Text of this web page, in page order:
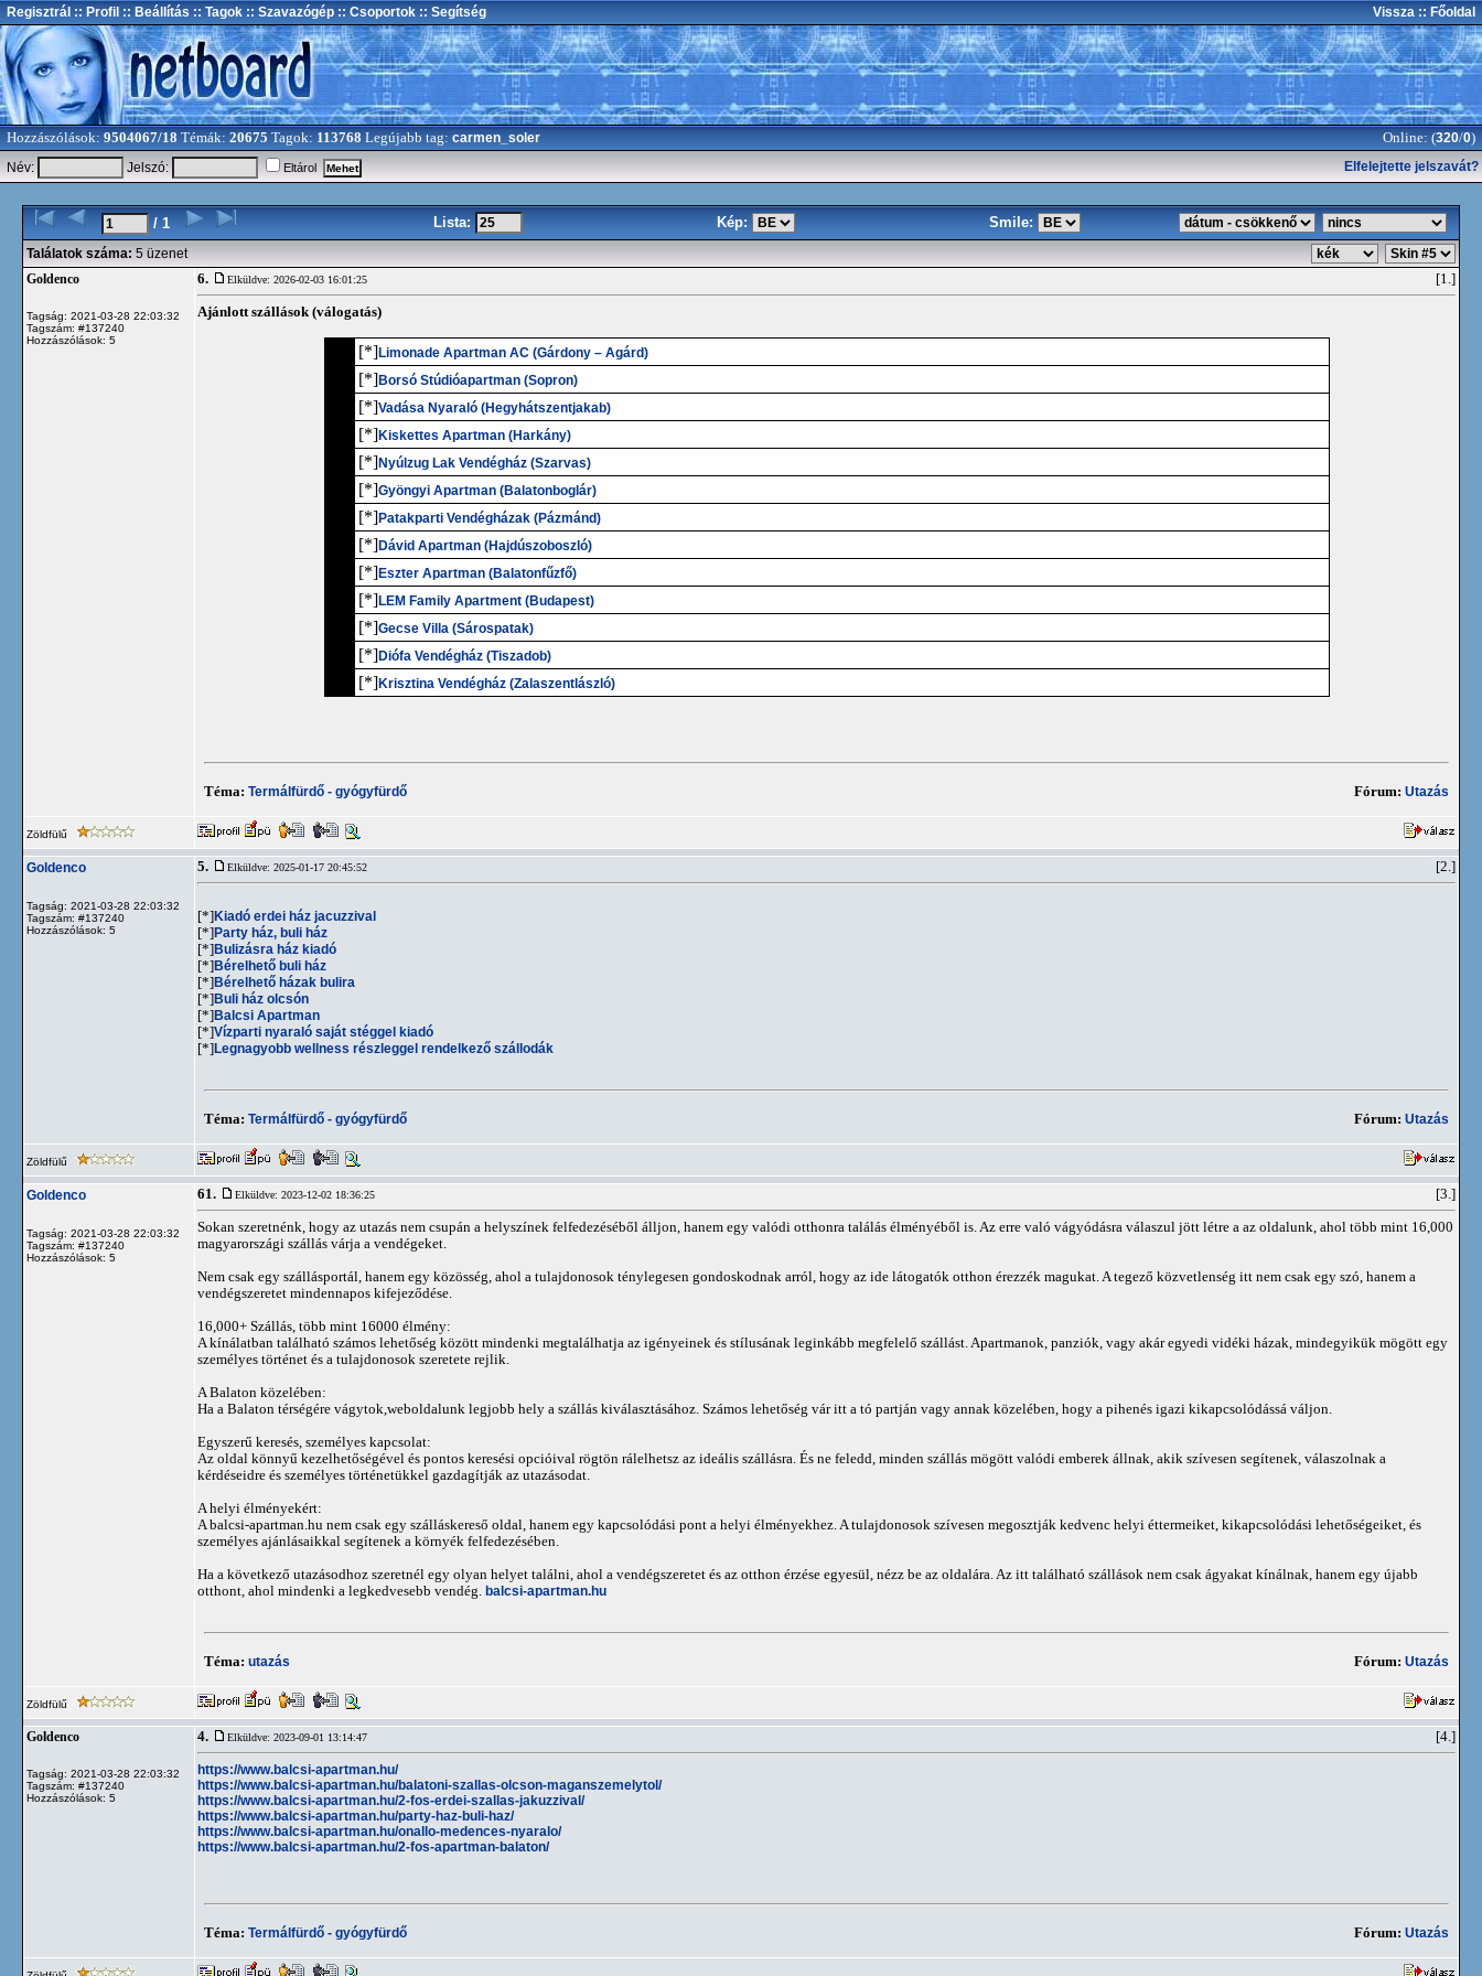
Regisztrál :: Profil :: Beállítás :: Tagok :: Szavazógép :: Csoportok :: Segítség Vissza :: Főoldal
Hozzászólások: 9504067/18 Témák: 20675 Tagok: 113768 Legújabb tag: carmen_soler Online: (320/0)
Név: Jelszó: Eltárol Elfelejtette jelszavát?
/ 1 Lista: Kép: Smile:
Találatok száma: 5 üzenet
Goldenco
Tagság: 2021-03-28 22:03:32
Tagszám: #137240
Hozzászólások: 5
6. Elküldve: 2026-02-03 16:01:25 [1.]
Ajánlott szállások (válogatás)
[*]Limonade Apartman AC (Gárdony – Agárd)
[*]Borsó Stúdióapartman (Sopron)
[*]Vadása Nyaraló (Hegyhátszentjakab)
[*]Kiskettes Apartman (Harkány)
[*]Nyúlzug Lak Vendégház (Szarvas)
[*]Gyöngyi Apartman (Balatonboglár)
[*]Patakparti Vendégházak (Pázmánd)
[*]Dávid Apartman (Hajdúszoboszló)
[*]Eszter Apartman (Balatonfűzfő)
[*]LEM Family Apartment (Budapest)
[*]Gecse Villa (Sárospatak)
[*]Diófa Vendégház (Tiszadob)
[*]Krisztina Vendégház (Zalaszentlászló)
Téma: Termálfürdő - gyógyfürdő Fórum: Utazás
Zöldfülű
Goldenco
Tagság: 2021-03-28 22:03:32
Tagszám: #137240
Hozzászólások: 5
5. Elküldve: 2025-01-17 20:45:52 [2.]
[*]Kiadó erdei ház jacuzzival
[*]Party ház, buli ház
[*]Bulizásra ház kiadó
[*]Bérelhető buli ház
[*]Bérelhető házak bulira
[*]Buli ház olcsón
[*]Balcsi Apartman
[*]Vízparti nyaraló saját stéggel kiadó
[*]Legnagyobb wellness részleggel rendelkező szállodák
Téma: Termálfürdő - gyógyfürdő Fórum: Utazás
Zöldfülű
Goldenco
Tagság: 2021-03-28 22:03:32
Tagszám: #137240
Hozzászólások: 5
61. Elküldve: 2023-12-02 18:36:25 [3.]
Sokan szeretnénk, hogy az utazás nem csupán a helyszínek felfedezéséből álljon, hanem egy valódi otthonra találás élményéből is. Az erre való vágyódásra válaszul jött létre a az oldalunk, ahol több mint 16,000
magyarországi szállás várja a vendégeket.
Nem csak egy szállásportál, hanem egy közösség, ahol a tulajdonosok ténylegesen gondoskodnak arról, hogy az ide látogatók otthon érezzék magukat. A tegező közvetlenség itt nem csak egy szó, hanem a
vendégszeretet mindennapos kifejeződése.
16,000+ Szállás, több mint 16000 élmény:
A kínálatban található számos lehetőség között mindenki megtalálhatja az igényeinek és stílusának leginkább megfelelő szállást. Apartmanok, panziók, vagy akár egyedi vidéki házak, mindegyikük mögött egy
személyes történet és a tulajdonosok szeretete rejlik.
A Balaton közelében:
Ha a Balaton térségére vágytok,weboldalunk legjobb hely a szállás kiválasztásához. Számos lehetőség vár itt a tó partján vagy annak közelében, hogy a pihenés igazi kikapcsolódássá váljon.
Egyszerű keresés, személyes kapcsolat:
Az oldal könnyű kezelhetőségével és pontos keresési opcióival rögtön rálelhetsz az ideális szállásra. És ne feledd, minden szállás mögött valódi emberek állnak, akik szívesen segítenek, válaszolnak a
kérdéseidre és személyes történetükkel gazdagítják az utazásodat.
A helyi élményekért:
A balcsi-apartman.hu nem csak egy szálláskereső oldal, hanem egy kapcsolódási pont a helyi élményekhez. A tulajdonosok szívesen megosztják kedvenc helyi éttermeiket, kikapcsolódási lehetőségeiket, és
személyes ajánlásaikkal segítenek a környék felfedezésében.
Ha a következő utazásodhoz szeretnél egy olyan helyet találni, ahol a vendégszeretet és az otthon érzése egyesül, nézz be az oldalára. Az itt található szállások nem csak ágyakat kínálnak, hanem egy újabb
otthont, ahol mindenki a legkedvesebb vendég. balcsi-apartman.hu
Téma: utazás Fórum: Utazás
Zöldfülű
Goldenco
Tagság: 2021-03-28 22:03:32
Tagszám: #137240
Hozzászólások: 5
4. Elküldve: 2023-09-01 13:14:47 [4.]
https://www.balcsi-apartman.hu/
https://www.balcsi-apartman.hu/balatoni-szallas-olcson-maganszemelytol/
https://www.balcsi-apartman.hu/2-fos-erdei-szallas-jakuzzival/
https://www.balcsi-apartman.hu/party-haz-buli-haz/
https://www.balcsi-apartman.hu/onallo-medences-nyaralo/
https://www.balcsi-apartman.hu/2-fos-apartman-balaton/
Téma: Termálfürdő - gyógyfürdő Fórum: Utazás